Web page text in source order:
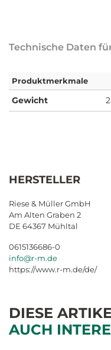
Technische Daten
Produktmerkmale
Gewicht
HERSTELLER
Riese & Müller GmbH
Am Alten Graben 2
DE 64367 Mühltal
0615136686-0
info@r-m.de
https://www.r-m.de/de/
DIESE
AUCH